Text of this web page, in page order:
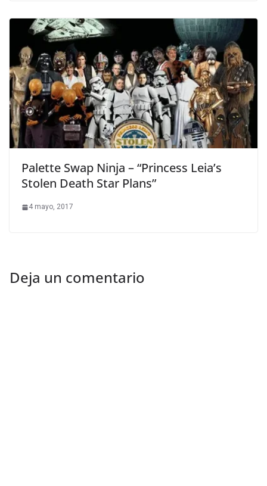
Palette Swap Ninja – “Princess Leia’s
Stolen Death Star Plans”
4 mayo, 2017
Deja un comentario